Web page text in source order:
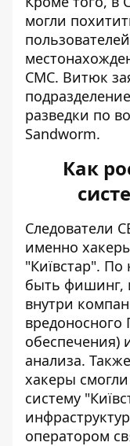
могли
СМС. Витюк
разведки по
Sandworm.
Как
Следователи
именно
"Київстар".
быть фишинг,
внутри
обеспечения)
анализа.
хакеры
систему
оператором